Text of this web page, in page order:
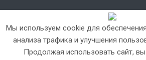
Мы используем cookie для
анализа трафика и улучшения
Продолжая использовать сайт,